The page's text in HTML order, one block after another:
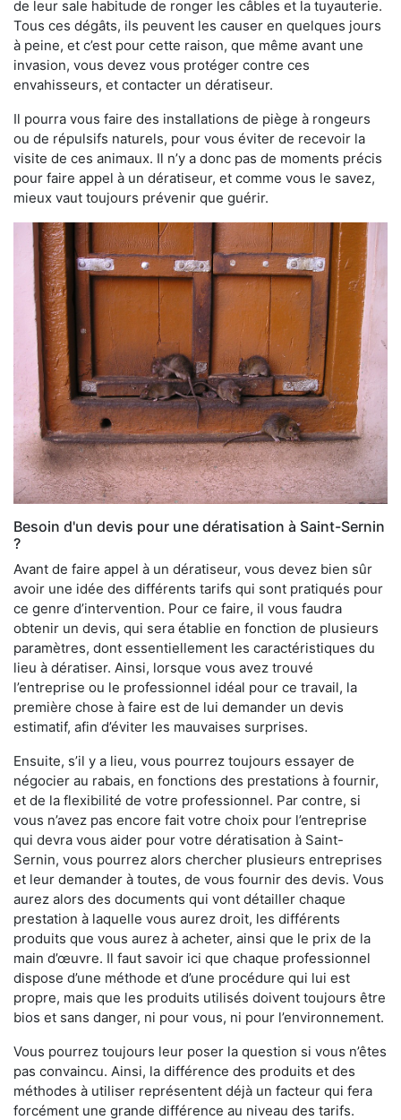
de leur sale habitude de ronger les câbles et la tuyauterie.
Tous ces dégâts, ils peuvent les causer en quelques jours
à peine, et c’est pour cette raison, que même avant une
invasion, vous devez vous protéger contre ces
envahisseurs, et contacter un dératiseur.
Il pourra vous faire des installations de piège à rongeurs
ou de répulsifs naturels, pour vous éviter de recevoir la
visite de ces animaux. Il n’y a donc pas de moments précis
pour faire appel à un dératiseur, et comme vous le savez,
mieux vaut toujours prévenir que guérir.
Besoin d'un devis pour une dératisation à Saint-Sernin
?
Avant de faire appel à un dératiseur, vous devez bien sûr
avoir une idée des différents tarifs qui sont pratiqués pour
ce genre d’intervention. Pour ce faire, il vous faudra
obtenir un devis, qui sera établie en fonction de plusieurs
paramètres, dont essentiellement les caractéristiques du
lieu à dératiser. Ainsi, lorsque vous avez trouvé
l’entreprise ou le professionnel idéal pour ce travail, la
première chose à faire est de lui demander un devis
estimatif, afin d’éviter les mauvaises surprises.
Ensuite, s’il y a lieu, vous pourrez toujours essayer de
négocier au rabais, en fonctions des prestations à fournir,
et de la flexibilité de votre professionnel. Par contre, si
vous n’avez pas encore fait votre choix pour l’entreprise
qui devra vous aider pour votre dératisation à Saint-
Sernin, vous pourrez alors chercher plusieurs entreprises
et leur demander à toutes, de vous fournir des devis. Vous
aurez alors des documents qui vont détailler chaque
prestation à laquelle vous aurez droit, les différents
produits que vous aurez à acheter, ainsi que le prix de la
main d’œuvre. Il faut savoir ici que chaque professionnel
dispose d’une méthode et d’une procédure qui lui est
propre, mais que les produits utilisés doivent toujours être
bios et sans danger, ni pour vous, ni pour l’environnement.
Vous pourrez toujours leur poser la question si vous n’êtes
pas convaincu. Ainsi, la différence des produits et des
méthodes à utiliser représentent déjà un facteur qui fera
forcément une grande différence au niveau des tarifs.